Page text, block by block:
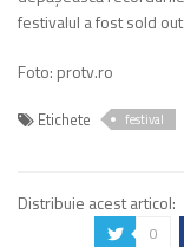
festivalul a fost sold
Foto: protv.ro
Etichete festival
Distribuie acest articol:
a 0